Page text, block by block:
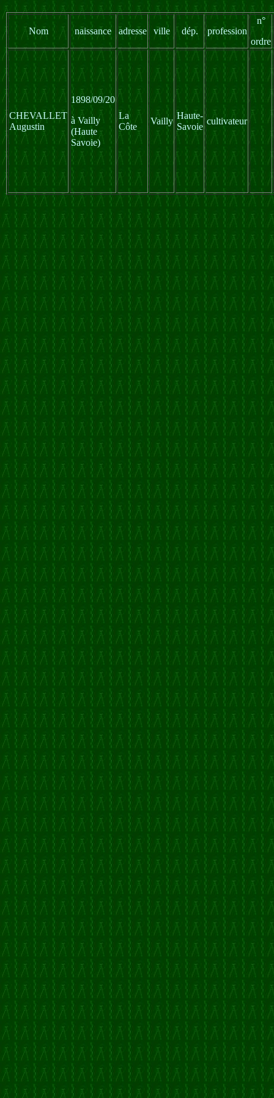
Nom naissance adresse ville dép. profession
n°
ordre
CHEVALLET
Augustin
1898/09/20
à Vailly
(Haute
Savoie)
La
Côte
Vailly
Haute-
Savoie
cultivateur